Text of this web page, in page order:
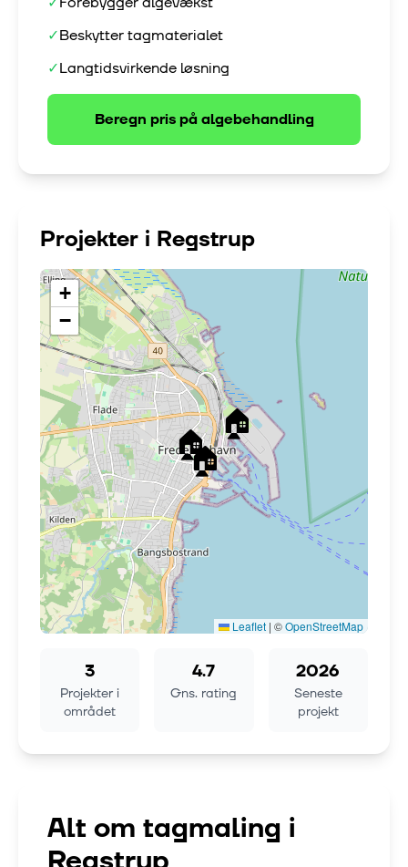
✓Beskytter tagmaterialet
✓Langtidsvirkende løsning
Beregn pris påalgebehandling
Projekter i Regstrup
🏠
🏠 🏠
+
−
Leaflet | ©OpenStreetMap
3
Projekter i
området
4.7
Gns. rating
2026
Seneste
projekt
Alt om tagmaling i